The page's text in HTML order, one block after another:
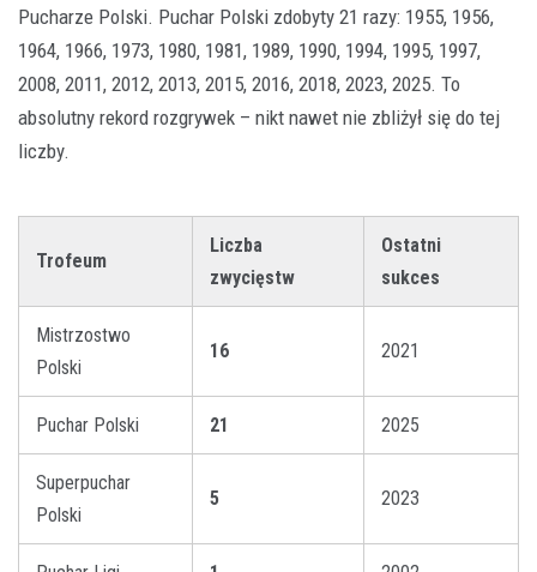
Pucharze Polski. Puchar Polski zdobyty 21 razy: 1955, 1956,
1964, 1966, 1973, 1980, 1981, 1989, 1990, 1994, 1995, 1997,
2008, 2011, 2012, 2013, 2015, 2016, 2018, 2023, 2025. To
absolutny rekord rozgrywek – nikt nawet nie zbliżył się do tej
liczby.
Trofeum
Liczba
zwycięstw
Ostatni
sukces
Mistrzostwo
Polski
16 2021
Puchar Polski 21 2025
Superpuchar
Polski
5 2023